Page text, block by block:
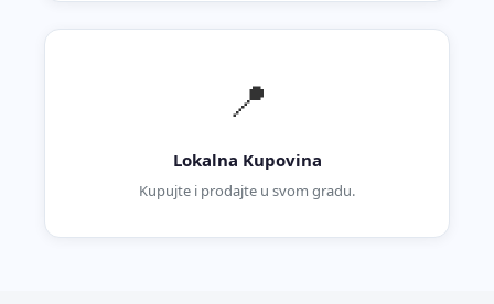
📍
Lokalna Kupovina
Kupujte i prodajte u svom gradu.